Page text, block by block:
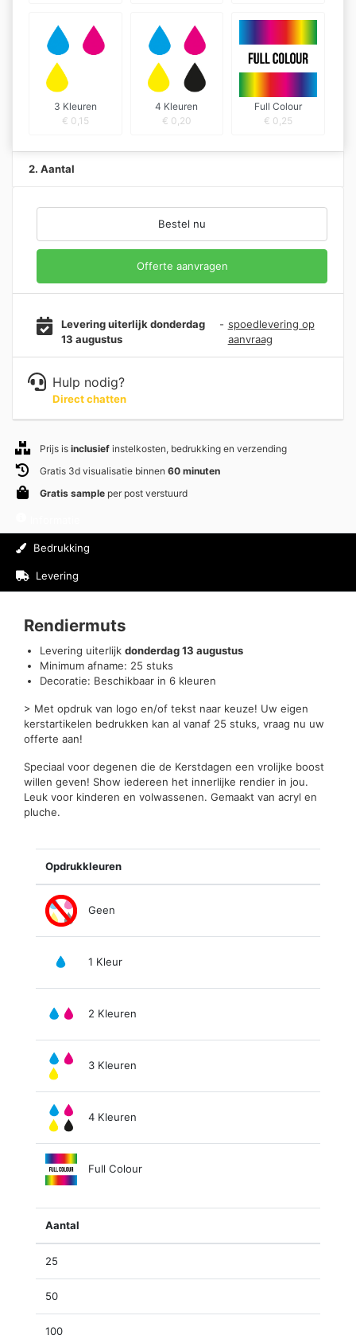
3 Kleuren
€ 0,15
4 Kleuren
€ 0,20
Full Colour
€ 0,25
2. Aantal
Bestel nu
Offerte aanvragen
Levering uiterlijk donderdag
13 augustus
- spoedlevering op
aanvraag
Hulp nodig?
Direct chatten
Prijs is inclusief instelkosten, bedrukking en verzending
Gratis 3d visualisatie binnen 60 minuten
Gratis sample per post verstuurd
Bedrukking
Levering
Rendiermuts
Levering uiterlijk donderdag 13 augustus
Minimum afname: 25 stuks
Decoratie: Beschikbaar in 6 kleuren
> Met opdruk van logo en/of tekst naar keuze! Uw eigen
kerstartikelen bedrukken kan al vanaf 25 stuks, vraag nu uw
offerte aan!
Speciaal voor degenen die de Kerstdagen een vrolijke boost
willen geven! Show iedereen het innerlijke rendier in jou.
Leuk voor kinderen en volwassenen. Gemaakt van acryl en
pluche.
Opdrukkleuren
Geen
1 Kleur
2 Kleuren
3 Kleuren
4 Kleuren
Full Colour
Aantal
25
50
100